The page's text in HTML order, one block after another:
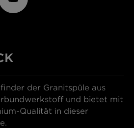
der Granitspüle aus
und bietet mit
Qualität in dieser